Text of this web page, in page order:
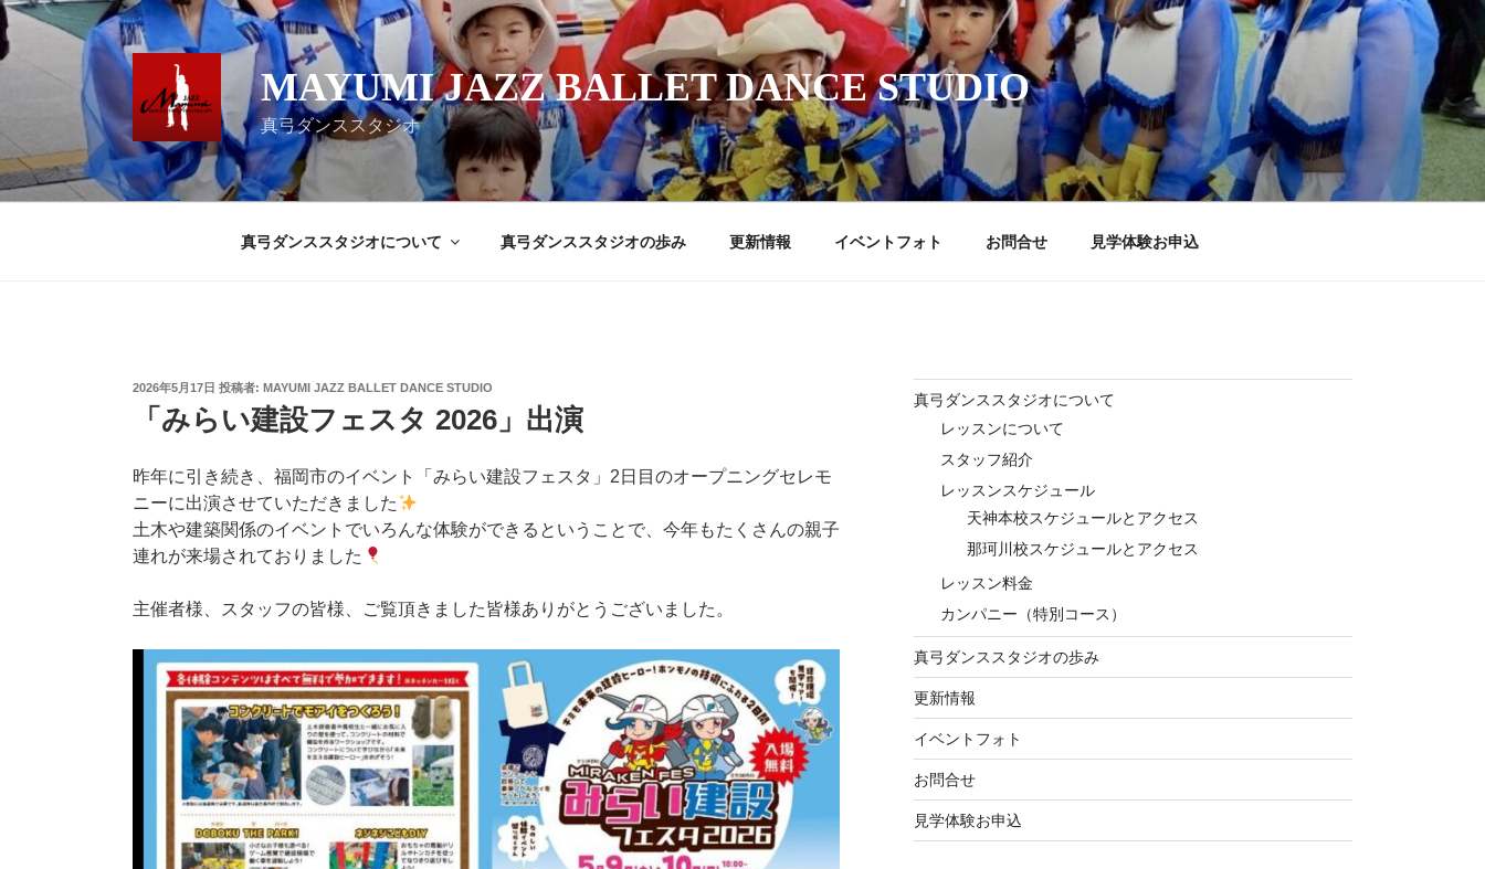
コ
ン
テ
へ
ス
キ
MAYUMI JAZZ BALLET DANCE STUDIO
真弓ダンススタジオ
真弓ダンススタジオについて 真弓ダンススタジオの歩み 更新情報 イベントフォト お問合せ 見学体験お申込
投
2026年5月17日 投稿者: MAYUMI JAZZ BALLET DANCE STUDIO
「みらい建設フェスタ 2026」出演
昨年に引き続き、福岡市のイベント「みらい建設フェスタ」2日目のオープニングセレモ
ニーに出演させていただきました
土木や建築関係のイベントでいろんな体験ができるということで、今年もたくさんの親子
連れが来場されておりました
主催者様、スタッフの皆様、ご覧頂きました皆様ありがとうございました。
真弓ダンススタジオについて
レッスンについて
スタッフ紹介
レッスンスケジュール
天神本校スケジュールとアクセス
那珂川校スケジュールとアクセス
レッスン料金
カンパニー（特別コース）
真弓ダンススタジオの歩み
更新情報
イベントフォト
お問合せ
見学体験お申込